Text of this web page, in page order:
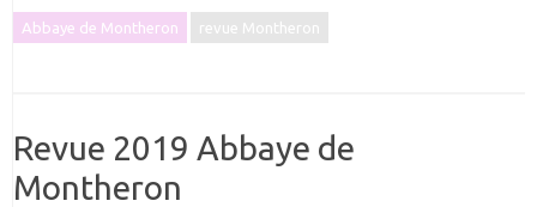
Abbaye de Montheron revue Montheron
Revue 2019 Abbaye de
Montheron